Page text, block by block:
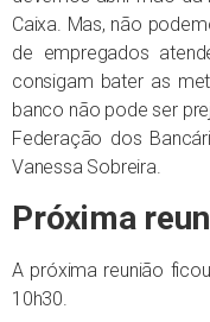
Caixa. Mas, não
de empregados
consigam bater as
banco não pode ser
Federação dos
Vanessa Sobreira.
Próxima
A próxima reunião
10h30.